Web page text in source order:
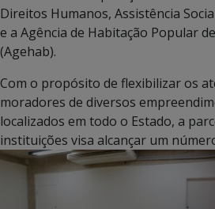
Direitos Humanos, Assistência
e a Agência de Habitação Popular
(Agehab).
Com o propósito de flexibilizar os
moradores de diversos
localizados em todo o Estado, a
instituições visa alcançar um